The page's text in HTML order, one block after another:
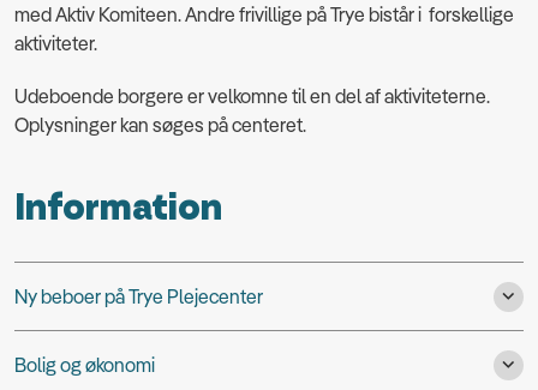
med Aktiv Komiteen. Andre frivillige på Trye bistår i forskellige
aktiviteter.
Udeboende borgere er velkomne til en del af aktiviteterne.
Oplysninger kan søges på centeret.
Information
Ny beboer på Trye Plejecenter
Bolig og økonomi